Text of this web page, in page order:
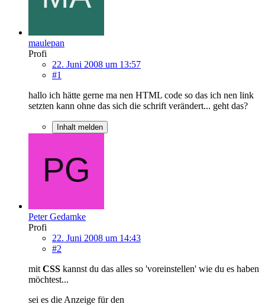
maulepan
Profi
22. Juni 2008 um 13:57
#1
hallo ich hätte gerne ma nen HTML code so das ich nen link
setzten kann ohne das sich die schrift verändert... geht das?
Inhalt melden
Peter Gedamke
Profi
22. Juni 2008 um 14:43
#2
mit CSS kannst du das alles so 'voreinstellen' wie du es haben
möchtest...
sei es die Anzeige für den